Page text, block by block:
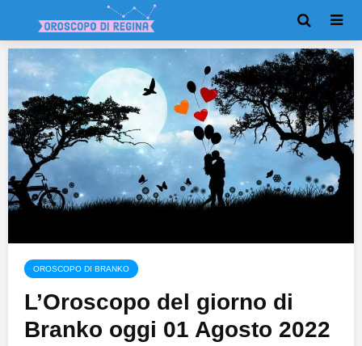
OROSCOPO DI BRANKO
L’Oroscopo del giorno di
Branko oggi 01 Agosto 2022